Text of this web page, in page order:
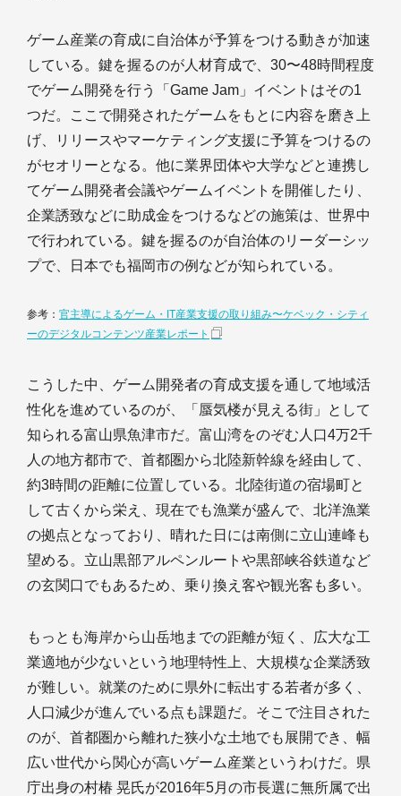
ゲーム産業の育成に自治体が予算をつける動きが加速
している。鍵を握るのが人材育成で、30〜48時間程度
でゲーム開発を行う「Game Jam」イベントはその1
つだ。ここで開発されたゲームをもとに内容を磨き上
げ、リリースやマーケティング支援に予算をつけるの
がセオリーとなる。他に業界団体や大学などと連携し
てゲーム開発者会議やゲームイベントを開催したり、
企業誘致などに助成金をつけるなどの施策は、世界中
で行われている。鍵を握るのが自治体のリーダーシッ
プで、日本でも福岡市の例などが知られている。
参考： 官主導によるゲーム・IT産業支援の取り組み〜ケベック・シティ
ーのデジタルコンテンツ産業レポート
こうした中、ゲーム開発者の育成支援を通して地域活
性化を進めているのが、「蜃気楼が見える街」として
知られる富山県魚津市だ。富山湾をのぞむ人口4万2千
人の地方都市で、首都圏から北陸新幹線を経由して、
約3時間の距離に位置している。北陸街道の宿場町と
して古くから栄え、現在でも漁業が盛んで、北洋漁業
の拠点となっており、晴れた日には南側に立山連峰も
望める。立山黒部アルペンルートや黒部峡谷鉄道など
の玄関口でもあるため、乗り換え客や観光客も多い。
もっとも海岸から山岳地までの距離が短く、広大な工
業適地が少ないという地理特性上、大規模な企業誘致
が難しい。就業のために県外に転出する若者が多く、
人口減少が進んでいる点も課題だ。そこで注目された
のが、首都圏から離れた狭小な土地でも展開でき、幅
広い世代から関心が高いゲーム産業というわけだ。県
庁出身の村椿 晃氏が2016年5月の市長選に無所属で出